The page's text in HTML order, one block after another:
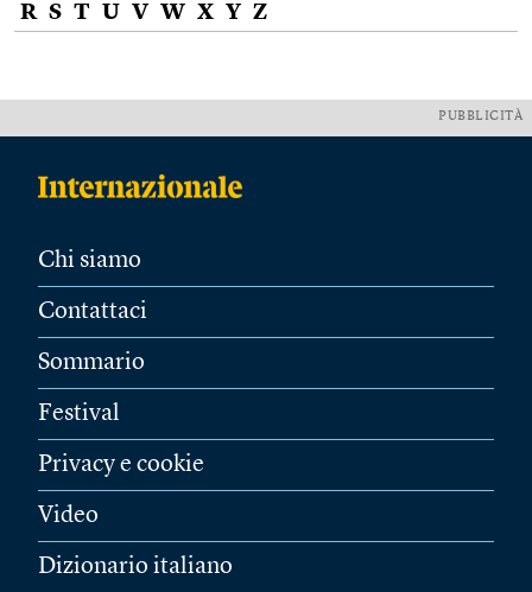
R S T U V W X Y Z
PUBBLICITÀ
Chi siamo
Contattaci
Sommario
Festival
Privacy e cookie
Video
Dizionario italiano